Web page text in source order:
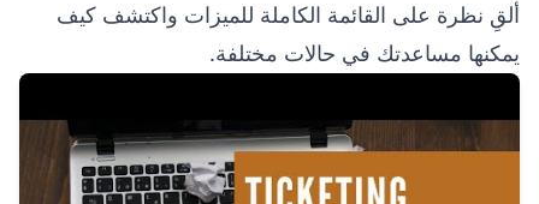
ألقِ نظرة على القائمة الكاملة للميزات واكتشف كيف
يمكنها مساعدتك في حالات مختلفة.